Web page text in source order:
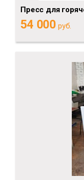
Пресс для
54 000 руб.